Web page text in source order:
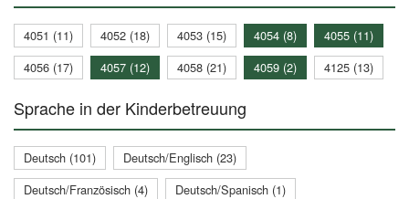
4051 (11) 4052 (18) 4053 (15) 4054 (8)
4055 (11)
4056 (17)
4057 (12) 4058 (21) 4059 (2) 4125 (13)
Sprache in der Kinderbetreuung
Deutsch (101)
Deutsch/Englisch (23)
Deutsch/Französisch (4)
Deutsch/Spanisch (1)